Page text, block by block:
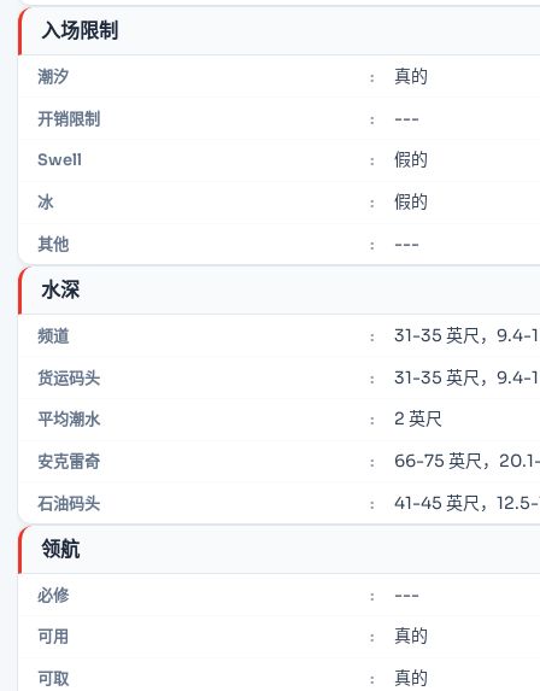
入场限制
潮汐 : 真的
开销限制 : ---
Swell : 假的
冰 : 假的
其他 : ---
水深
频道 : 31-35 英尺，9.4-
货运码头 : 31-35 英尺，9.4-
平均潮水 : 2 英尺
安克雷奇 : 66-75 英尺，
石油码头 : 41-45 英尺，
领航
必修 : ---
可用 : 真的
可取 : 真的